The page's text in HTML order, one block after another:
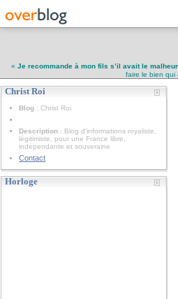
« Je recommande à mon fils s’il avait le
faire le bien qui
Christ Roi
Blog : Christ Roi
Description : Blog d'informations royaliste,
légitimiste, pour une France libre,
indépendante et souveraine
Contact
Horloge